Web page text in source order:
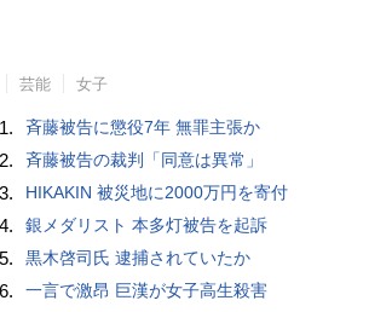
芸能 女子
斉藤被告に懲役7年 無罪主張か
斉藤被告の裁判「同意は異常」
HIKAKIN 被災地に2000万円を寄付
銀メダリスト 本多灯被告を起訴
黒木啓司氏 逮捕されていたか
一言で激昂 巨漢が女子高生殺害